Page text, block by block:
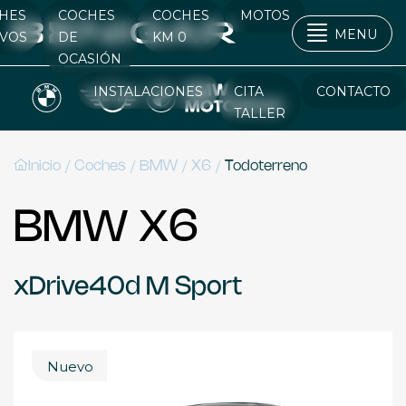
COCHES
DE
OCASIÓN
COCHES
KM 0
MOTOS
MENU
INSTALACIONES
CITA
TALLER
CONTACTO
Inicio / Coches / BMW / X6 / Todoterreno
BMW X6
xDrive40d M Sport
Nuevo